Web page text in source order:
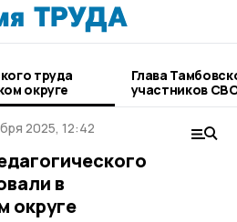
труда
округе
Глава
участников
2025, 12:42
в
округе